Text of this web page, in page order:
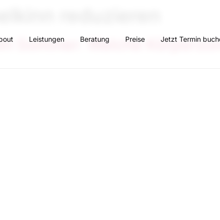
Leistungen Beratung Preise Jetzt Termin
Sommer: Welche